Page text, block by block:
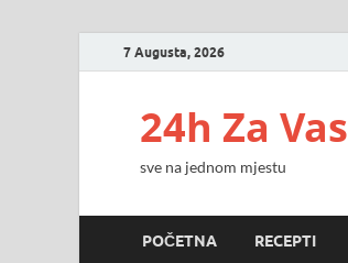
7 Augusta, 2026
24h Za Vas
sve na jednom mjestu
POČETNA RECEPTI